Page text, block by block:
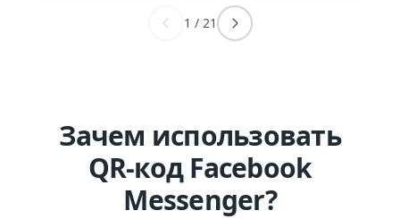
1 / 21
Зачем использовать
QR-код Facebook
Messenger?